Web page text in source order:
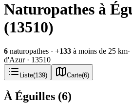
Naturopathes à
(13510)
6 naturopathes · +133 à moins de 25 km
d'Azur· 13510
Liste(139) Carte(6)
À Éguilles (6)